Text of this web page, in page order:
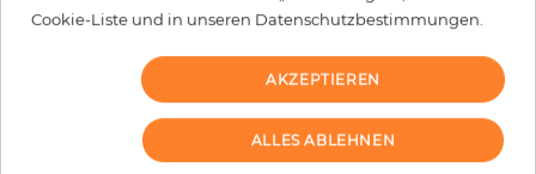
− +
IN DEN WARENKORB
MUSTER BESTELLEN
Cookie-Liste und in unseren Datenschutzbestimmungen.
AKZEPTIEREN
ALLES ABLEHNEN